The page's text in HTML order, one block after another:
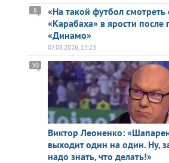
«На такой футбол
«Карабаха» в ярости после
«Динамо»
8
07.08.2026, 13:23
Виктор Леоненко:
выходит один на один. Ну,
надо знать, что делать!»
30